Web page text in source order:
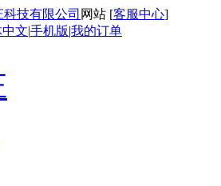
科技有限公司 网站 [客服中心]
文|手机版|我的订单